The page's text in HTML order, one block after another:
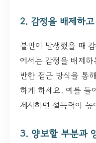
2. 감정을 배제하
불만이 발생했을 때
에서는 감정을 배제
반한 접근 방식을 통
하게 하세요. 예를 들
제시하면 설득력이 높
3. 양보할 부분과